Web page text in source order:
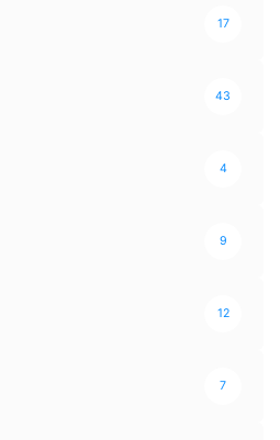
17
43
4
9
12
7